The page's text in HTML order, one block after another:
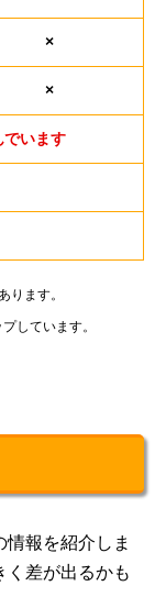
×
×
います
ります。
しています。
報を紹介しま
く差が出るかも